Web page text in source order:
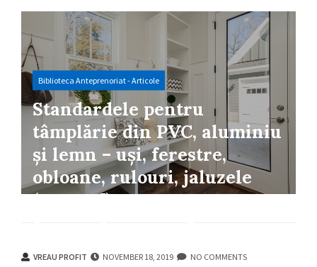
Biblioteca Anteprenoriat - Articole
Standardele pentru
tâmplărie din PVC, aluminiu
și lemn – uși, ferestre,
obloane, rulouri, jaluzele
(partea I)
VREAU PROFIT NOVEMBER 18, 2019 NO COMMENTS